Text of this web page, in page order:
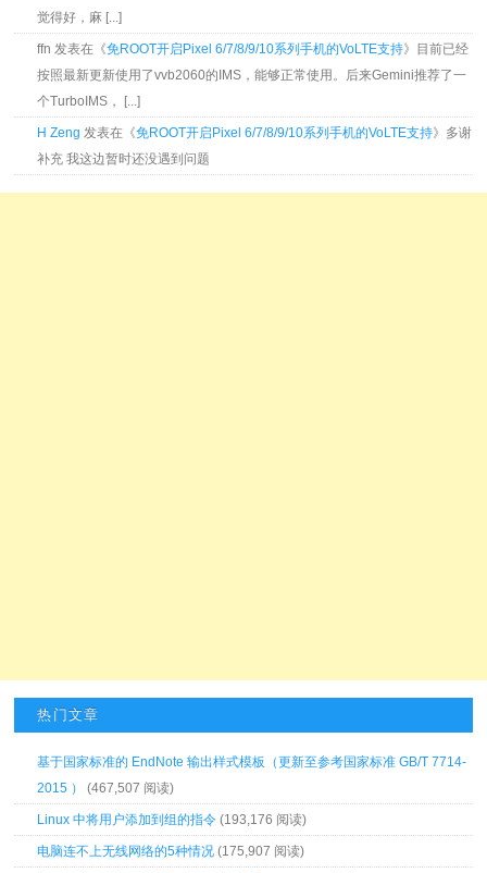
觉得好，麻 [...]
ffn 发表在《免ROOT开启Pixel 6/7/8/9/10系列手机的VoLTE支持》目前已经
按照最新更新使用了vvb2060的IMS，能够正常使用。后来Gemini推荐了一
个TurboIMS， [...]
H Zeng 发表在《免ROOT开启Pixel 6/7/8/9/10系列手机的VoLTE支持》多谢
补充 我这边暂时还没遇到问题
热门文章
基于国家标准的 EndNote 输出样式模板（更新至参考国家标准 GB/T 7714-
2015 ）
(467,507 阅读)
Linux 中将用户添加到组的指令 (193,176 阅读)
电脑连不上无线网络的5种情况 (175,907 阅读)